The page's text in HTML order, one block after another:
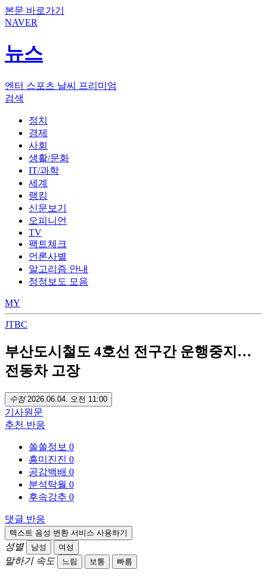
본문 바로가기
NAVER
뉴스
엔터 스포츠 날씨
프리미엄
검색
정치
경제
사회
생활/문화
IT/과학
세계
랭킹
신문보기
오피니언
TV
팩트체크
언론사별
알고리즘 안내
정정보도 모음
MY
JTBC
부산도시철도 4호선 전구간 운행중지…
전동차 고장
수정 2026.06.04. 오전 11:00
기사원문
추천 반응
쏠쏠정보 0
흥미진진 0
공감백배 0
분석탁월 0
후속강추 0
댓글 반응
텍스트 음성 변환 서비스 사용하기
성별 남성 여성
말하기 속도 느림 보통 빠름